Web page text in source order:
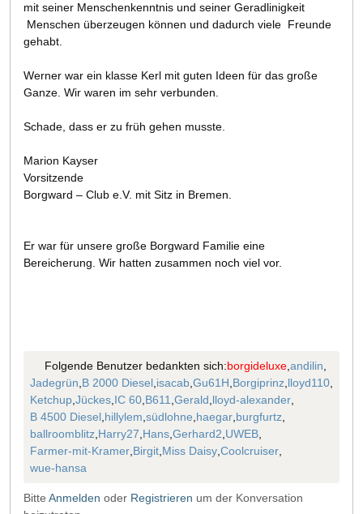
mit seiner Menschenkenntnis und seiner Geradlinigkeit
Menschen überzeugen können und dadurch viele Freunde
gehabt.
Werner war ein klasse Kerl mit guten Ideen für das große
Ganze. Wir waren im sehr verbunden.
Schade, dass er zu früh gehen musste.
Marion Kayser
Vorsitzende
Borgward – Club e.V. mit Sitz in Bremen.
Er war für unsere große Borgward Familie eine
Bereicherung. Wir hatten zusammen noch viel vor.
Folgende Benutzer bedankten sich:borgideluxe,andilin,
Jadegrün,B 2000 Diesel,isacab,Gu61H,Borgiprinz,lloyd110,
Ketchup,Jückes,IC 60,B611,Gerald,lloyd-alexander,
B 4500 Diesel,hillylem,südlohne,haegar,burgfurtz,
ballroomblitz,Harry27,Hans,Gerhard2,UWEB,
Farmer-mit-Kramer,Birgit,Miss Daisy,Coolcruiser,
wue-hansa
Bitte Anmelden oder Registrieren um der Konversation